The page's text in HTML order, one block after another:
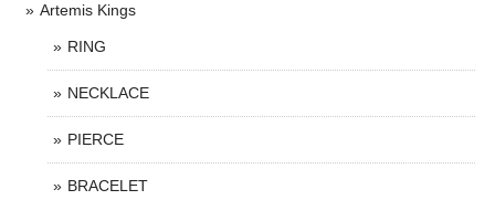
Artemis Kings
RING
NECKLACE
PIERCE
BRACELET